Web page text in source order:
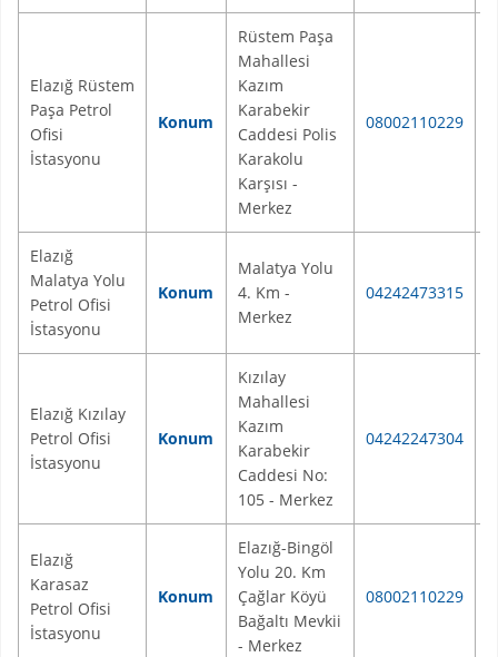
Elazığ Rüstem
Paşa Petrol
Ofisi
İstasyonu
Konum
Rüstem Paşa
Mahallesi
Kazım
Karabekir
Caddesi Polis
Karakolu
Karşısı -
Merkez
08002110229
Elazığ
Malatya Yolu
Petrol Ofisi
İstasyonu
Konum
Malatya Yolu
4. Km -
Merkez
04242473315
Elazığ Kızılay
Petrol Ofisi
İstasyonu
Konum
Kızılay
Mahallesi
Kazım
Karabekir
Caddesi No:
105 - Merkez
04242247304
Elazığ
Karasaz
Petrol Ofisi
İstasyonu
Konum
Elazığ-Bingöl
Yolu 20. Km
Çağlar Köyü
Bağaltı Mevkii
- Merkez
08002110229